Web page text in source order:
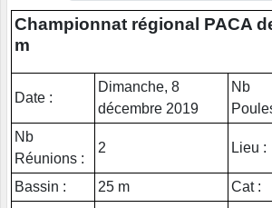
Championnat régional PACA
m
Date :
Dimanche, 8
décembre 2019
Nb
Nb
Réunions :
2 Lieu :
Bassin :
25 m Cat :